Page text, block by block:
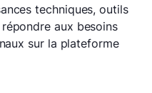
techniques, outils
aux besoins
sur la plateforme